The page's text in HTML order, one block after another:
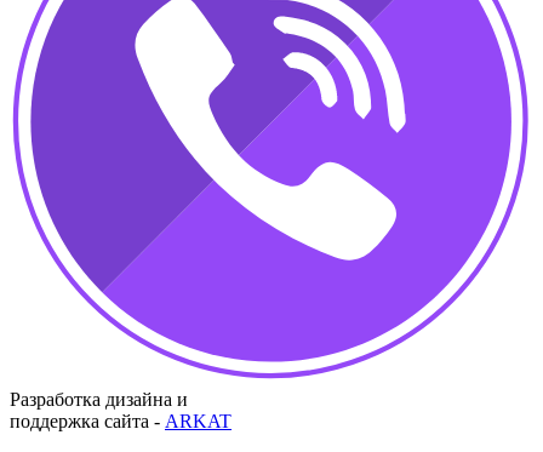
Разработка дизайна и
поддержка сайта - ARKAT